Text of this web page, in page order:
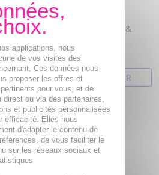
Masque collagène
Masque hydrogel Clear
Radiance – Hydratation &
5,21€
AJOUTER AU PANIER
applications, nous
de vos visites des
Ces données nous
proposer les offres et
pour vous, et de
ou via des partenaires,
et publicités personnalisées
efficacité. Elles nous
d'adapter le contenu de
de vous faciliter le
sur les réseaux sociaux et